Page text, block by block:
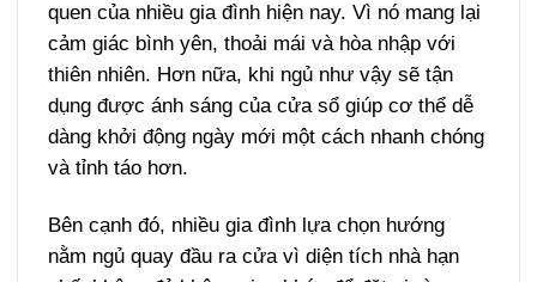
quen của nhiều gia đình hiện nay. Vì nó mang lại
cảm giác bình yên, thoải mái và hòa nhập với
thiên nhiên. Hơn nữa, khi ngủ như vậy sẽ tận
dụng được ánh sáng của cửa sổ giúp cơ thể dễ
dàng khởi động ngày mới một cách nhanh chóng
và tỉnh táo hơn.
Bên cạnh đó, nhiều gia đình lựa chọn hướng
nằm ngủ quay đầu ra cửa vì diện tích nhà hạn